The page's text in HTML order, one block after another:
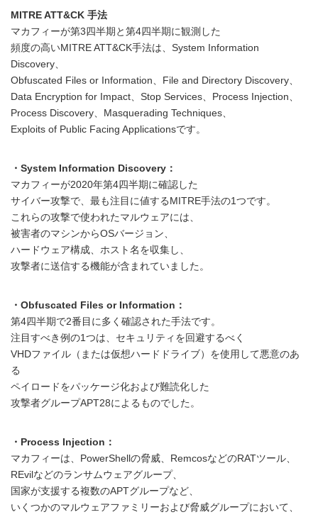
MITRE ATT&CK 手法
マカフィーが第3四半期と第4四半期に観測した
頻度の高いMITRE ATT&CK手法は、System Information
Discovery、
Obfuscated Files or Information、File and Directory Discovery、
Data Encryption for Impact、Stop Services、Process Injection、
Process Discovery、Masquerading Techniques、
Exploits of Public Facing Applicationsです。
・System Information Discovery：
マカフィーが2020年第4四半期に確認した
サイバー攻撃で、最も注目に値するMITRE手法の1つです。
これらの攻撃で使われたマルウェアには、
被害者のマシンからOSバージョン、
ハードウェア構成、ホスト名を収集し、
攻撃者に送信する機能が含まれていました。
・Obfuscated Files or Information：
第4四半期で2番目に多く確認された手法です。
注目すべき例の1つは、セキュリティを回避するべく
VHDファイル（または仮想ハードドライブ）を使用して悪意のあ
る
ペイロードをパッケージ化および難読化した
攻撃者グループAPT28によるものでした。
・Process Injection：
マカフィーは、PowerShellの脅威、RemcosなどのRATツール、
REvilなどのランサムウェアグループ、
国家が支援する複数のAPTグループなど、
いくつかのマルウェアファミリーおよび脅威グループにおいて、